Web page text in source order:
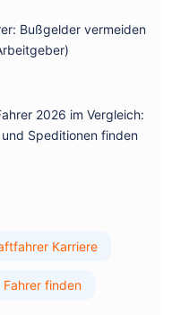
Bußgelder vermeiden
2026 im Vergleich:
Speditionen finden
Karriere
Fahrer finden